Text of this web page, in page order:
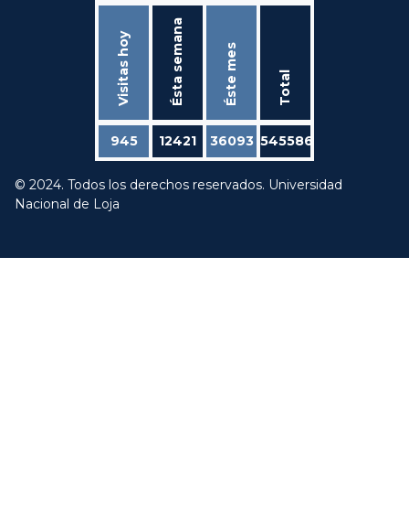
Visitas hoy Ésta semana Éste mes Total
945 12421 36093 545586
© 2024. Todos los derechos reservados. Universidad
Nacional de Loja